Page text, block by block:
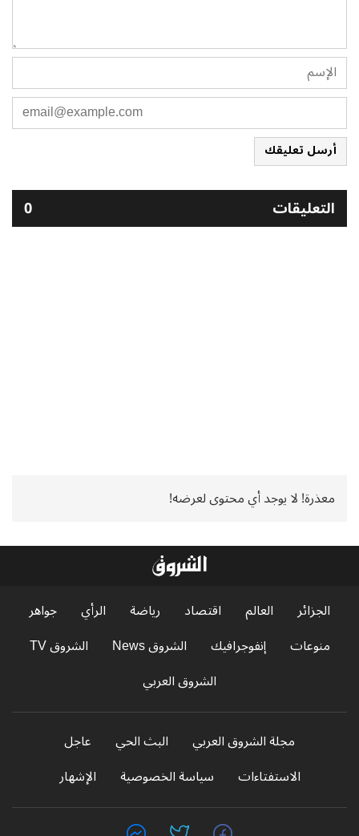
أرسل تعليقك
التعليقات 0
معذرة! لا يوجد أي محتوى لعرضه!
الجزائر العالم اقتصاد رياضة الرأي
جواهر
منوعات
إنفوجرافيك الشروق News
الشروق TV
الشروق العربي
مجلة الشروق العربي البث الحي
عاجل
الاستفتاءات
سياسة الخصوصية الإشهار